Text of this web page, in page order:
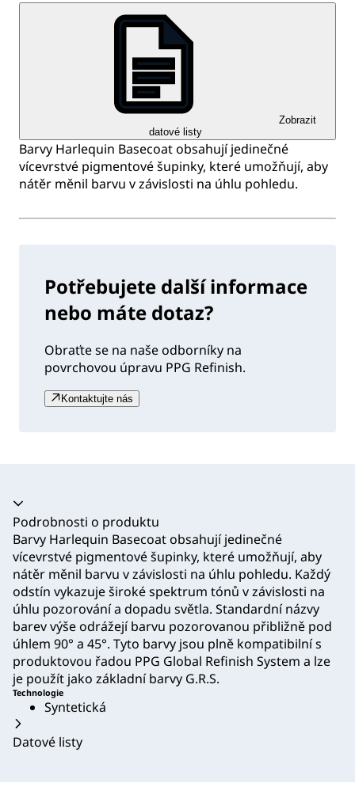
Zobrazit
datové listy
Barvy Harlequin Basecoat obsahují jedinečné
vícevrstvé pigmentové šupinky, které umožňují, aby
nátěr měnil barvu v závislosti na úhlu pohledu.
Potřebujete další informace
nebo máte dotaz?
Obraťte se na naše odborníky na
povrchovou úpravu PPG Refinish.
Kontaktujte nás
Akordeon se zhroutil
Podrobnosti o produktu
Barvy Harlequin Basecoat obsahují jedinečné
vícevrstvé pigmentové šupinky, které umožňují, aby
nátěr měnil barvu v závislosti na úhlu pohledu. Každý
odstín vykazuje široké spektrum tónů v závislosti na
úhlu pozorování a dopadu světla. Standardní názvy
barev výše odrážejí barvu pozorovanou přibližně pod
úhlem 90° a 45°. Tyto barvy jsou plně kompatibilní s
produktovou řadou PPG Global Refinish System a lze
je použít jako základní barvy G.R.S.
Technologie
Syntetická
Datové listy